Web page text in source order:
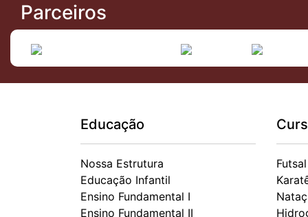
Parceiros
Educação
Nossa Estrutura
Educação Infantil
Ensino Fundamental I
Ensino Fundamental II
Futsal